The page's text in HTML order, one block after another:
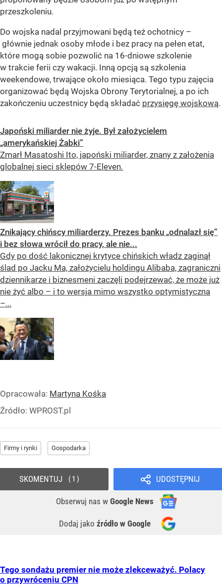
przeszkoleniu.
Do wojska nadal przyjmowani będą też ochotnicy –
głównie jednak osoby młode i bez pracy na pełen etat,
które mogą sobie pozwolić na 16-dniowe szkolenie
w trakcie ferii czy wakacji. Inną opcją są szkolenia
weekendowe, trwające około miesiąca. Tego typu zajęcia
organizować będą Wojska Obrony Terytorialnej, a po ich
zakończeniu uczestnicy będą składać przysięgę wojskową.
Japoński miliarder nie żyje. Był założycielem
„amerykańskiej Żabki”
Zmarł Masatoshi Ito, japoński miliarder, znany z założenia
globalnej sieci sklepów 7-Eleven.
Znikający chińscy miliarderzy. Prezes banku „odnalazł się”
i bez słowa wrócił do pracy, ale nie...
Gdy po dość lakonicznej krytyce chińskich władz zaginął
ślad po Jacku Ma, założycielu holdingu Alibaba, zagraniczni
dziennikarze i biznesmeni zaczęli podejrzewać, że może już
nie żyć albo – i to wersja mimo wszystko optymistyczna
–...
Opracowała: Martyna Kośka
Źródło: WPROST.pl
Firmy i rynki Gospodarka
UDOSTĘPNIJ
Obserwuj nas w Google News
Dodaj jako źródło w Google
SKOMENTUJ 1
Tego sondażu premier nie może zlekceważyć. Polacy
o przywróceniu CPN